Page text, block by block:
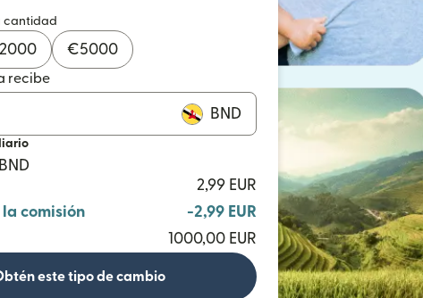
cantidad
2000 €5000
recibe
BND
2,99 EUR
la comisión
-2,99 EUR
1000,00 EUR
este tipo de cambio